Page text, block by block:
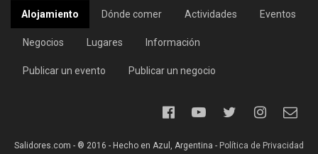
Alojamiento Dónde comer Actividades Eventos
Negocios Lugares Información
Publicar un evento Publicar un negocio
Salidores.com - ® 2016 - Hecho en Azul, Argentina - Política de Privacidad